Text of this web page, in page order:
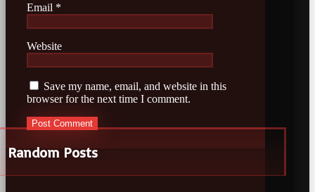
Email *
Website
Save my name, email, and website in this
browser for the next time I comment.
Random Posts